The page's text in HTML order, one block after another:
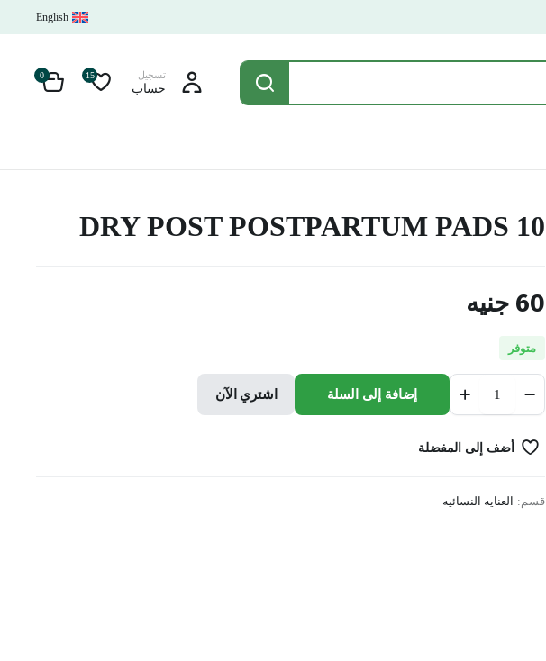
English
تسجيل
حساب
15
0
DRY POST POSTPARTUM PADS 10
60 جنيه
متوفر
POST
POSTPARTUM
10
إضافة إلى السلة اشتري الآن
أضف إلى المفضلة
قسم: العنايه النسائيه